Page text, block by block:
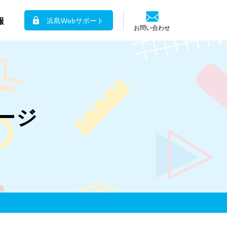
浜島Webサポート
お問い合わせ
ジ